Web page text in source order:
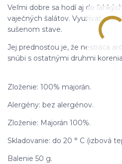
Veľmi dobre sa hodí aj do
vaječných šalátov. Využívať ju
sušenom stave.
Jej prednosťou je, že nestráca
snúbi s ostatnými druhmi
Zloženie: 100% majorán.
Alergény: bez alergénov.
Zloženie: Majorán 100%.
Skladovanie: do 20 ° C (izbová
Balenie 50 g.